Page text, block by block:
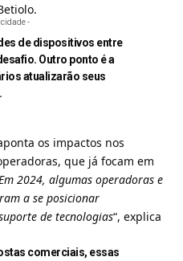
-
de dispositivos entre
Outro ponto é a
atualizarão seus
os impactos nos
que já focam em
2024, algumas operadoras e
a se posicionar
de tecnologias“, explica
comerciais, essas